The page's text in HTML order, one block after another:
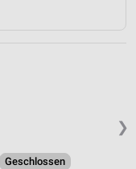
❯
Geschlossen